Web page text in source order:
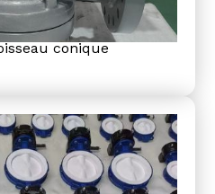
conique